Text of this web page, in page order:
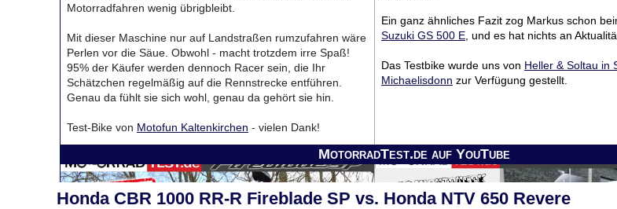
Motorradfahren wenig übrigbleibt.
Mit dieser Maschine nur auf Landstraßen rumzufahren wäre
Perlen vor die Säue. Obwohl - macht trotzdem irre Spaß!
95% der Käufer werden dennoch Racer sein, die Ihr
Schätzchen regelmäßig auf die Rennstrecke entführen.
Genau da fühlt sie sich wohl, genau da gehört sie hin.
Test-Bike von Motofun Kaltenkirchen - vielen Dank!
Ein ganz ähnliches Fazit zog Markus schon
Suzuki GS 500 E , und es hat nichts an
Das Testbike wurde uns von Heller & Soltau in
Michaelisdonn zur Verfügung gestellt.
MotorradTest.de auf YouTube
Honda CBR 1000 RR-R Fireblade SP vs. Honda NTV 650 Revere